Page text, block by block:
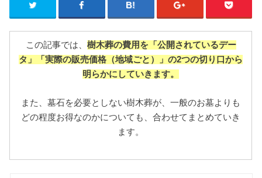
この記事では、 樹木葬の費用を「公開されているデー
タ」「実際の販売価格（地域ごと）」の2つの切り口から
明らかにしていきます。
また、墓石を必要としない樹木葬が、一般のお墓よりも
どの程度お得なのかについても、合わせてまとめていき
ます。